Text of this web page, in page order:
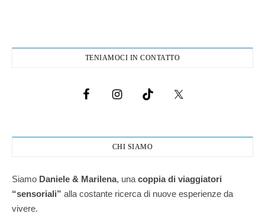
TENIAMOCI IN CONTATTO
CHI SIAMO
Siamo Daniele & Marilena, una coppia di viaggiatori
“sensoriali” alla costante ricerca di nuove esperienze da
vivere.